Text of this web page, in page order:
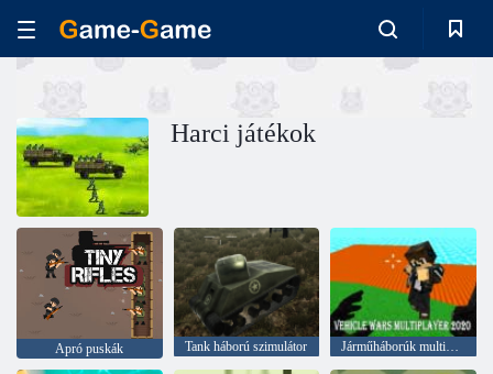
Harci játékok
Apró puskák Tank háború szimulátor Járműháborúk multiplayer 2020